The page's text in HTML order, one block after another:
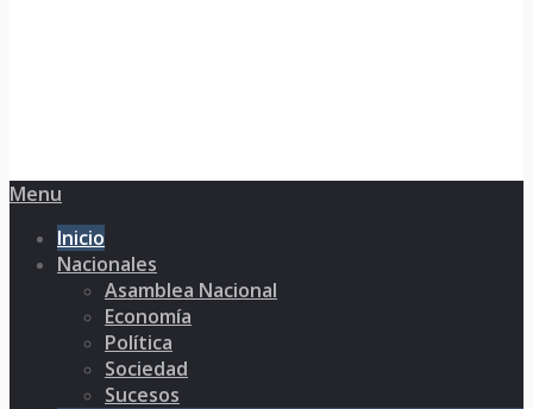
Menu
Inicio
Nacionales
Asamblea Nacional
Economía
Política
Sociedad
Sucesos